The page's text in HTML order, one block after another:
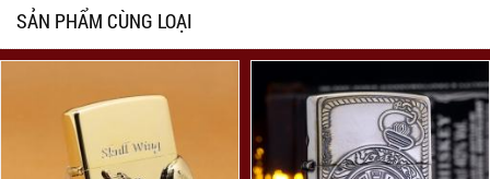
SẢN PHẨM CÙNG LOẠI